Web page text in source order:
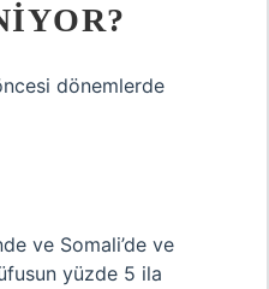
dönemlerde
ve Somali’de ve
yüzde 5 ila